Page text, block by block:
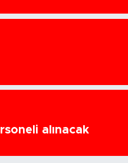
alınacak